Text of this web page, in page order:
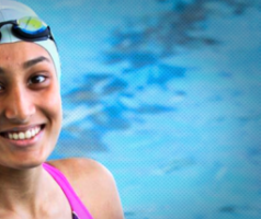
कोटा के
तैराक माना
03:50 pm